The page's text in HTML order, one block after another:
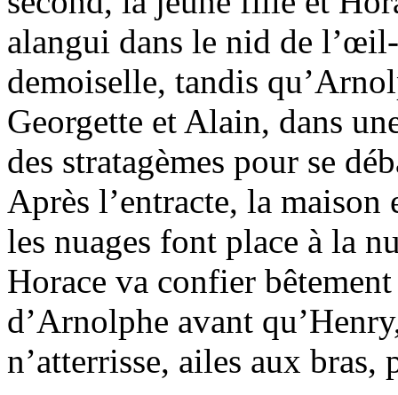
alangui dans le nid de
demoiselle, tandis
Georgette et Alain, dans
des stratagèmes pour se
Après l’entracte, la maison
les nuages font place à la
Horace va confier
d’Arnolphe avant
n’atterrisse, ailes aux